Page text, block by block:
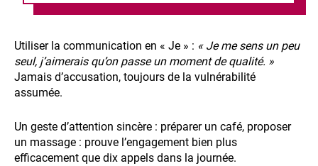
Utiliser la communication en « Je » : « Je me sens un peu
seul, j’aimerais qu’on passe un moment de qualité. »
Jamais d’accusation, toujours de la vulnérabilité
assumée.
Un geste d’attention sincère : préparer un café, proposer
un massage : prouve l’engagement bien plus
efficacement que dix appels dans la journée.